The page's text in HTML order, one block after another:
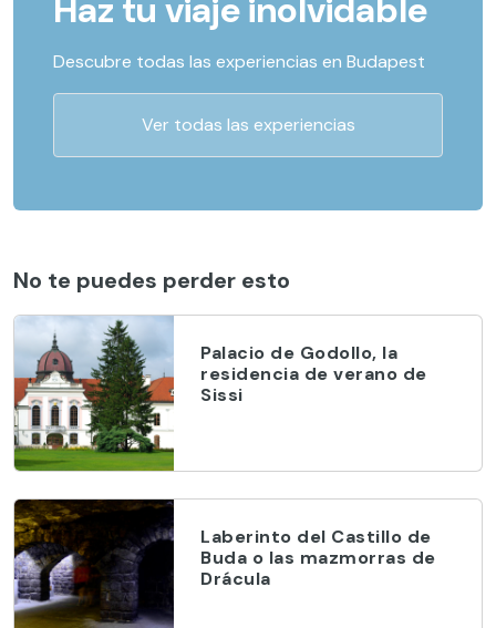
Haz tu viaje inolvidable
Descubre todas las experiencias en Budapest
Ver todas las experiencias
No te puedes perder esto
Palacio de Godollo, la
residencia de verano de
Sissi
Laberinto del Castillo de
Buda o las mazmorras de
Drácula